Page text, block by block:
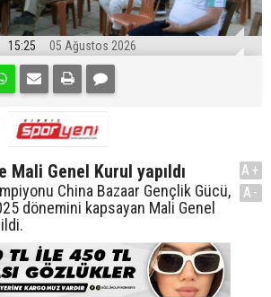
15:25 05 Ağustos 2026
Mali Genel Kurul yapıldı
China Bazaar Gençlik Gücü,
dönemini kapsayan Mali Genel
A+
A-